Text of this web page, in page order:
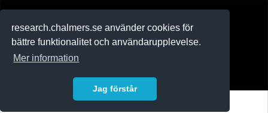
research.chalmers.se använder cookies för
bättre funktionalitet och användarupplevelse.
Mer information
Jag förstår